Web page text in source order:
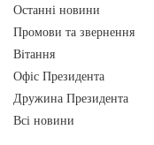
Останні новини
Промови та звернення
Вiтання
Офіс Президента
Дружина Президента
Всі новини